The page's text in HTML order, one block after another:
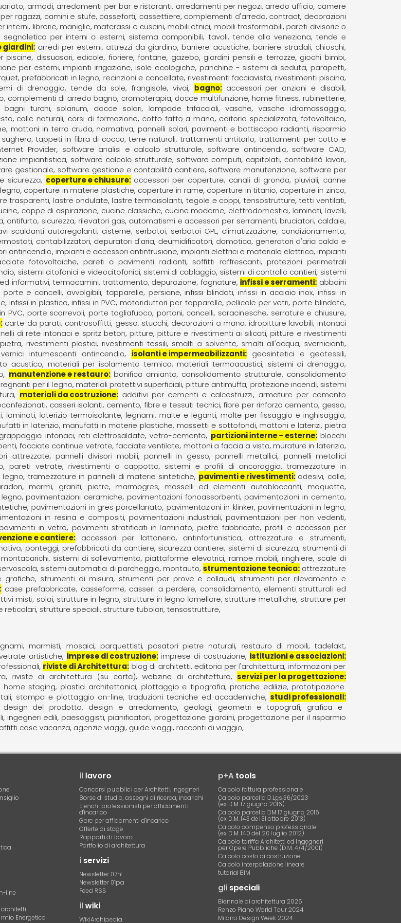
armadi arredamenti per bar e ristoranti arredamenti per negozi arredo ufficio camere
ragazzi camini e stufe casseforti cassettiere complementi d'arredo contract decorazioni
interni librerie maniglie materassi e cuscini mobili etnici mobili trasformabili pareti divisorie o
segnaletica per interni o esterni sistema componibili tavoli tende alla veneziana tende e
giardini arredi per esterni attrezzi da giardino barriere acustiche barriere stradali chioschi
piscine dissuasori edicole fioriere fontane gazebo giardini pensili e terrazze giochi bimbi
per esterni impianti irrigazione isole ecologiche panchine - sistemi di seduta parapetti
prefabbricati in legno recinzioni e cancellate rivestimenti facciavista rivestimenti piscina
di drenaggio tende da sole, frangisole vivai bagno
accessori per anziani e disabili
complementi di arredo bagno cromoterapia docce multifunzione home fitness rubinetterie
turchi solarium, docce solari, lampade trifacciali vasche
vasche idromassaggio
colle naturali corsi di formazione cotto fatto a mano editoria specializzata fotovoltaico
mattoni in terra cruda normativa pannelli solari pavimenti e battiscopa radianti risparmio
sughero tappeti in fibra di cocco terre naturali trattamenti antitarlo trattamenti per cotto e
Provider software analisi e calcolo strutturale software antincendio
software CAD,
impiantistica software calcolo strutturale software computi, capitolati, contabilità lavori
gestionale software gestione e contabilità cantiere software manutenzione software per
sicurezza coperture e chiusure accessori per coperture canali di gronda, pluviali canne
coperture in materie plastiche coperture in rame coperture in titanio coperture in zinco
trasparenti lastre ondulate lastre termoisolanti tegole e coppi tensostrutture tetti ventilati
cappe di aspirazione cucine classiche cucine moderne elettrodomestici laminati lavelli
antifurto, sicurezza, rilevatori gas automatismi e accessori per serramenti bruciatori caldaie
scaldanti autoregolanti cisterne, serbatoi, serbatoi GPL climatizzazione, condizionamento
contabilizzatori depuratori d'aria deumidificatori domotica generatori d'aria calda e
antincendio impianti e accessori antintrusione impianti elettrici e materiale elettrico impianti
fotovoltaiche pareti o pavimenti radianti, soffitti raffrescanti
protezioni perimetrali
sistemi citofonici e videocitofonici sistemi di cablaggio sistemi di controllo cantieri sistemi
informativi termocamini trattamento, depurazione, fognature infissi e serramenti abbaini
porte e cancelli avvolgibili, tapparelle, persiane infissi blindati infissi in acciaio inox infissi in
infissi in plastica infissi in PVC motoriduttori per tapparelle pellicole per vetri porte blindate
PVC porte scorrevoli porte tagliafuoco portoni, cancelli, saracinesche serrature e chiusure
carte da parati controsoffitti gesso, stucchi, decorazioni a mano idropitture lavabili intonaci
di rete intonaci e spritz beton pitture pitture e rivestimenti ai silicati pitture e rivestimenti
rivestimenti plastici rivestimenti tessili smalti a solvente smalti all'acqua svernicianti
vernici intumescenti antincendio isolanti e impermeabilizzanti
geosintetici e geotessili
acustico materiali per isolamento termico materiali termoacustici
sistemi di drenaggio
manutenzione e restauro bonifica amianto consolidamento strutturale consolidamento
per il legno materiali protettivi superficiali pitture antimuffa protezione incendi sistemi
materiali da costruzione additivi per cementi e calcestruzzi
armature per cemento
casseri isolanti cemento fibre e tessuti tecnici fibre per rinforzo cemento, gesso,
laminati laterizio termoisolante legnami malte e leganti malte per fissaggio e inghisaggio
in laterizio manufatti in materie plastiche massetti e sottofondi mattoni e laterizi pietra
intonaci reti elettrosaldate vetro-cemento partizioni interne - esterne blocchi
facciate continue vetrate facciate ventilate mattoni a faccia a vista murature in laterizio
attrezzate pannelli divisori mobili pannelli in gesso pannelli metallici
pannelli metallici
pareti vetrate rivestimenti a cappotto sistemi e profili di ancoraggio
tramezzature in
legno tramezzature in pannelli di materie sintetiche pavimenti e rivestimenti adesivi, colle,
marmi, graniti, pietre marmogres masselli ed elementi autobloccanti
moquette,
pavimentazioni ceramiche pavimentazioni fonoassorbenti pavimentazioni in cemento
pavimentazioni in gres porcellanato pavimentazioni in klinker pavimentazioni in legno
in resina e compositi pavimentazioni industriali pavimentazioni per non vedenti
in vetro pavimenti stratificati in laminato pietre fabbricate profili e accessori per
e cantiere accessori per lattoneria antinfortunistica
attrezzature e strumenti
ponteggi prefabbricati da cantiere sicurezza cantiere sistemi di sicurezza strumenti di
montacarichi, sistemi di sollevamento piattaforme elevatrici rampe mobili ringhiere scale di
sistemi automatici di parcheggio, montauto strumentazione tecnica attrezzature
grafiche strumenti di misura strumenti per prove e collaudi strumenti per rilevamento e
case prefabbricate casseforme, casseri a perdere consolidamento elementi strutturali ed
misti solai strutture in legno strutture in legno lamellare strutture metalliche strutture per
reticolari strutture speciali strutture tubolari tensostrutture
marmisti mosaici parquettisti posatori pietre naturali restauro di mobili
tadelakt
artistiche imprese di costruzione imprese di costruzione istituzioni e associazioni
riviste di Architettura blog di architetti editoria per l'architettura informazioni per
riviste di architettura (su carta) webzine di architettura
servizi per la progettazione
home staging plastici architettonici plottaggio e tipografia pratiche edilizie prototipazione
stampa e plottaggio on-line traduzioni tecniche ed accademiche studi professionali
design del prodotto design e arredamento geologi geometri e topografi
grafica e
ingegneri edili paesaggisti pianificatori progettazione giardini progettazione per il risparmio
affitti case vacanza agenzie viaggi guide viaggi racconti di viaggio
line
Energetico
il lavoro
Concorsi pubblici per Architetti, Ingegneri
Borse di studio, assegni di ricerca, incarichi
Elenchi professionisti per affidamenti
d'incarico
Gare per affidamenti d'incarico
Offerte di stage
Rapporti di Lavoro
Portfolio di architettura
i servizi
Newsletter 07nl
Newsletter 01pa
Feed RSS
ilwiki
WikiArchipedia
p+A tools
Calcolo fattura professionale
Calcolo parcella D.Lgs.36/2023
(ex D.M. 17 giugno 2016)
Calcolo parcella DM 17 giugno 2016
(ex D.M. 143 del 31 ottobre 2013)
Calcolo compenso professionale
(ex D.M. 140 del 20 luglio 2012)
Calcolo tariffa Architetti ed Ingegneri
per Opere Pubbliche (D.M. 4/4/2001)
Calcolo costo di costruzione
Calcolo interpolazione lineare
tutorial BIM
gli speciali
Biennale di architettura 2025
Renzo Piano World Tour 2024
Milano Design Week 2024